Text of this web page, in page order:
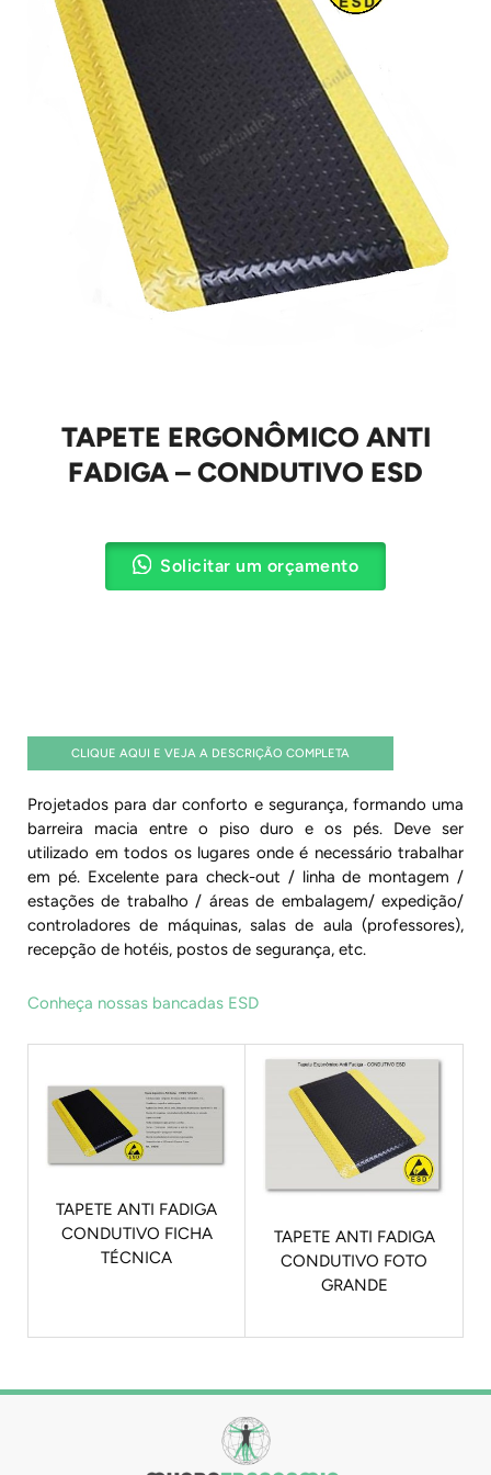
TAPETE ERGONÔMICO ANTI
FADIGA – CONDUTIVO ESD
Solicitar um orçamento
CLIQUE AQUI E VEJA A DESCRIÇÃO COMPLETA
Projetados para dar conforto e segurança, formando uma
barreira macia entre o piso duro e os pés. Deve ser
utilizado em todos os lugares onde é necessário trabalhar
em pé. Excelente para check-out / linha de montagem /
estações de trabalho / áreas de embalagem/ expedição/
controladores de máquinas, salas de aula (professores),
recepção de hotéis, postos de segurança, etc.
Conheça nossas bancadas ESD
TAPETE ANTI FADIGA
CONDUTIVO FICHA
TÉCNICA
TAPETE ANTI FADIGA
CONDUTIVO FOTO
GRANDE